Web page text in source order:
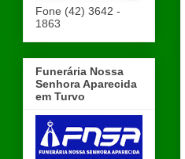
Fone (42) 3642 -
1863
Funerária Nossa
Senhora Aparecida
em Turvo